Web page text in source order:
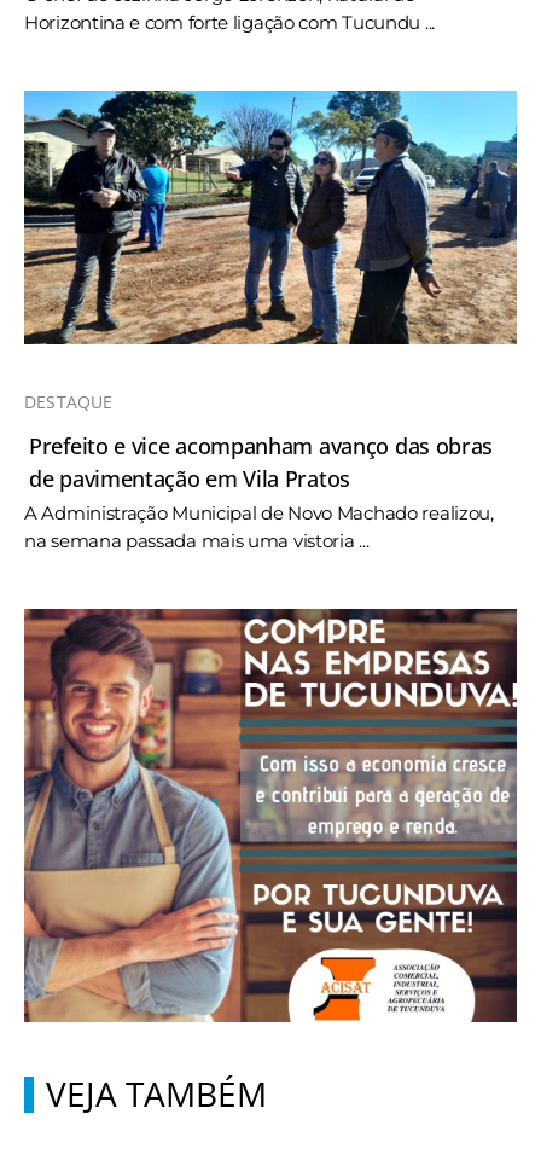
Horizontina e com forte ligação com Tucundu ...
DESTAQUE
Prefeito e vice acompanham avanço das obras
de pavimentação em Vila Pratos
A Administração Municipal de Novo Machado realizou,
na semana passada mais uma vistoria ...
VEJA TAMBÉM